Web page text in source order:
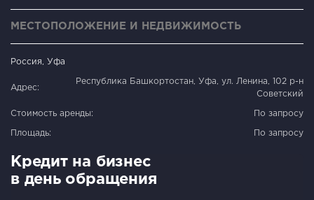
МЕСТОПОЛОЖЕНИЕ И НЕДВИЖИМОСТЬ
Россия, Уфа
Адрес:
Республика Башкортостан, Уфа, ул. Ленина, 102 р-н
Советский
Стоимость аренды: По запросу
Площадь: По запросу
Кредит на бизнес
в день обращения